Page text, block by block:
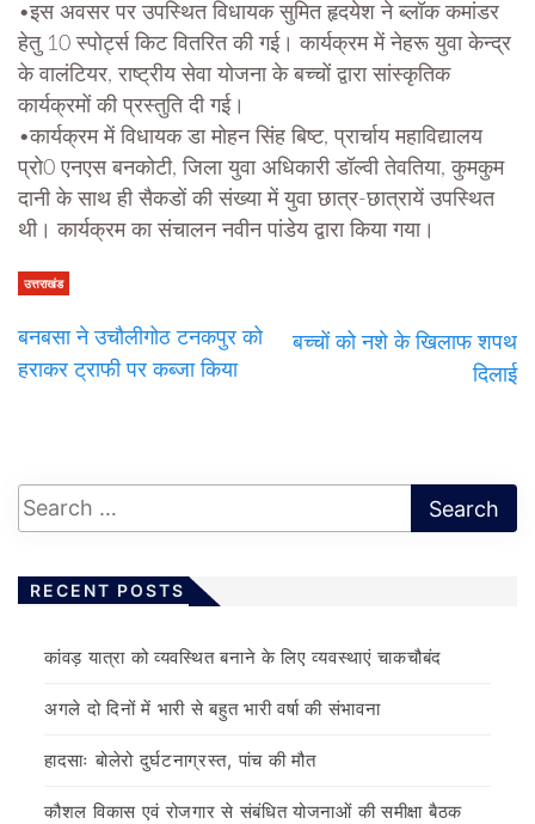
•इस अवसर पर उपस्थित विधायक सुमित हृदयेश ने ब्लॉक कमांडर
हेतु 10 स्पोर्ट्स किट वितरित की गई। कार्यक्रम में नेहरू युवा केन्द्र
के वालंटियर, राष्ट्रीय सेवा योजना के बच्चों द्वारा सांस्कृतिक
कार्यक्रमों की प्रस्तुति दी गई।
•कार्यक्रम में विधायक डा मोहन सिंह बिष्ट, प्रार्चाय महाविद्यालय
प्रो0 एनएस बनकोटी, जिला युवा अधिकारी डॉल्वी तेवतिया, कुमकुम
दानी के साथ ही सैकडों की संख्या में युवा छात्र-छात्रायें उपस्थित
थी। कार्यक्रम का संचालन नवीन पांडेय द्वारा किया गया।
उत्तराखंड
बनबसा ने उचौलीगोठ टनकपुर को
हराकर ट्राफी पर कब्जा किया
बच्चों को नशे के खिलाफ शपथ
दिलाई
RECENT POSTS
कांवड़ यात्रा को व्यवस्थित बनाने के लिए व्यवस्थाएं चाकचौबंद
अगले दो दिनों में भारी से बहुत भारी वर्षा की संभावना
हादसाः बोलेरो दुर्घटनाग्रस्त, पांच की मौत
कौशल विकास एवं रोजगार से संबंधित योजनाओं की समीक्षा बैठक